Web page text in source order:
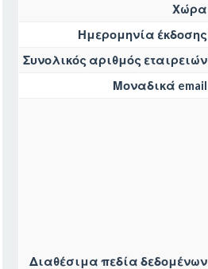
Χώρα
Ημερομηνία έκδοσης
Συνολικός αριθμός εταιρειών
Μοναδικά email
Διαθέσιμα πεδία δεδομένων